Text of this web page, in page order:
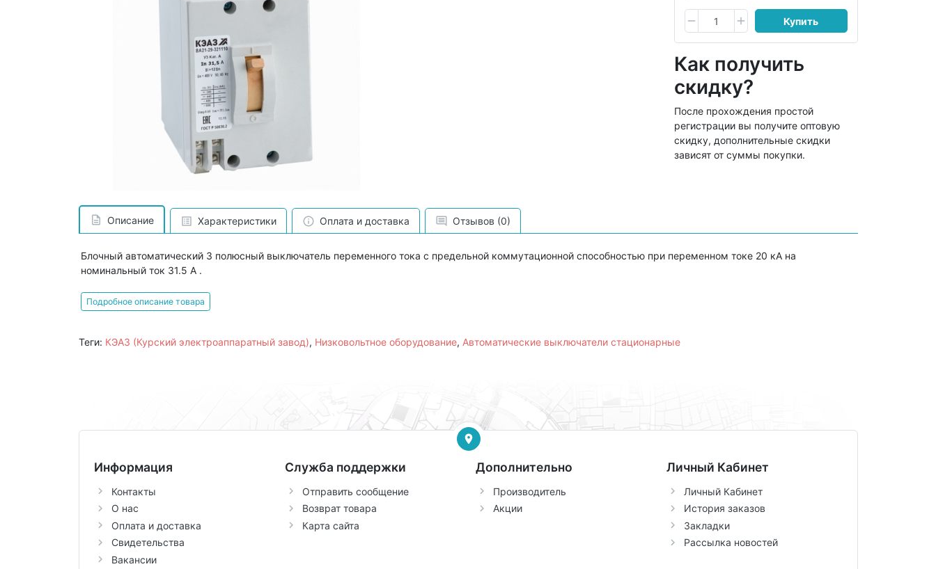
Купить
Как получить
скидку?
После прохождения простой
регистрации вы получите оптовую
скидку, дополнительные скидки
зависят от суммы покупки.
Описание Характеристики Оплата и доставка Отзывов (0)
Блочный автоматический 3 полюсный выключатель переменного тока с предельной коммутационной способностью при переменном токе 20 кА на
номинальный ток 31.5 А .
Подробное описание товара
Теги: КЭАЗ (Курский электроаппаратный завод), Низковольтное оборудование, Автоматические выключатели стационарные
Информация
Контакты
О нас
Оплата и доставка
Свидетельства
Вакансии
Служба поддержки
Отправить сообщение
Возврат товара
Карта сайта
Дополнительно
Производитель
Акции
Личный Кабинет
Личный Кабинет
История заказов
Закладки
Рассылка новостей